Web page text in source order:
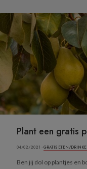
Plant een gratis
04/02/2021 ·GRATIS ETEN/
Ben jij dol op plantjes en